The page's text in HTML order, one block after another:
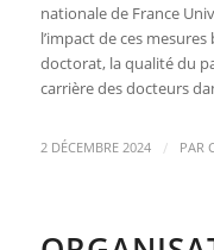
nationale de France
l’impact de ces
doctorat, la qualité du
carrière des docteurs
2 DÉCEMBRE 2024 / PAR